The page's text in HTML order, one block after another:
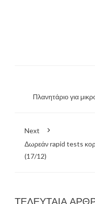
Πλανητάριο για
Next
Δωρεάν rapid tests
(17/12)